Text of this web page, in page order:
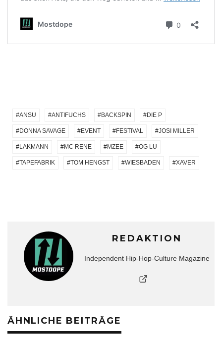
ANSU ANTIFUCHS BACKSPIN DIE P
DONNA SAVAGE EVENT FESTIVAL JOSI MILLER
LAKMANN MC RENE MZEE OG LU
TAPEFABRIK TOM HENGST WIESBADEN XAVER
REDAKTION
Independent Hip-Hop-Culture Magazine
ÄHNLICHE BEITRÄGE